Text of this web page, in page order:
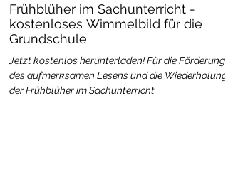
Frühblüher im Sachunterricht -
kostenloses Wimmelbild für die
Grundschule
Jetzt kostenlos herunterladen! Für die Förderung
des aufmerksamen Lesens und die Wiederholung
der Frühblüher im Sachunterricht.